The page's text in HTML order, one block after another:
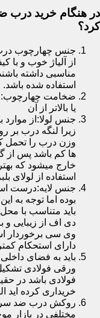
در هنگام خرید درب
کرد؟
جنس چهارچوب درب
از آلیاژ خوب و
استفاده شده باشد.
یا بالاتر از آن
جنس لولا:از موارد
زیرا لنگه درب بر
وزن درب را تحمل
ها کم باشد پس از
استفاده از لولای
جنس لایه:درست
بوده اما توجه به
باید متناسب با
دی اف از زیبایی
وی سی برخوردار
دارای استحکام
باید به فضای
ورقی فولادی
فولادی باشد در
خریداری کرده اید
روکش درب ضد
مختلفی در بازار